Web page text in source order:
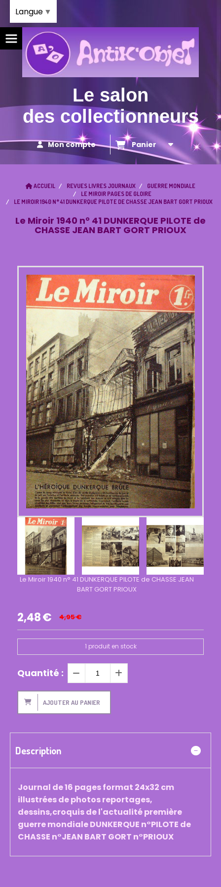
Le salon
des collectionneurs
Mon compte Panier
ACCUEIL REVUES LIVRES JOURNAUX
GUERRE MONDIALE
LE MIROIR PAGES DE GLOIRE
LE MIROIR 1940 N° 41 DUNKERQUE PILOTE DE CHASSE JEAN BART GORT PRIOUX
Le Miroir 1940 n° 41 DUNKERQUE PILOTE de
CHASSE JEAN BART GORT PRIOUX
Le Miroir 1940 n° 41 DUNKERQUE PILOTE de CHASSE JEAN
BART GORT PRIOUX
2,48€ 4,95€
1 produit en stock
Quantité :
AJOUTER AU PANIER
Description
Journal de 16 pages format 24x32 cm
illustrées de photos reportages,
dessins,croquis de l'actualité première
guerre mondiale DUNKERQUE n°PILOTE de
CHASSE n°JEAN BART GORT n°PRIOUX
Langue ▼